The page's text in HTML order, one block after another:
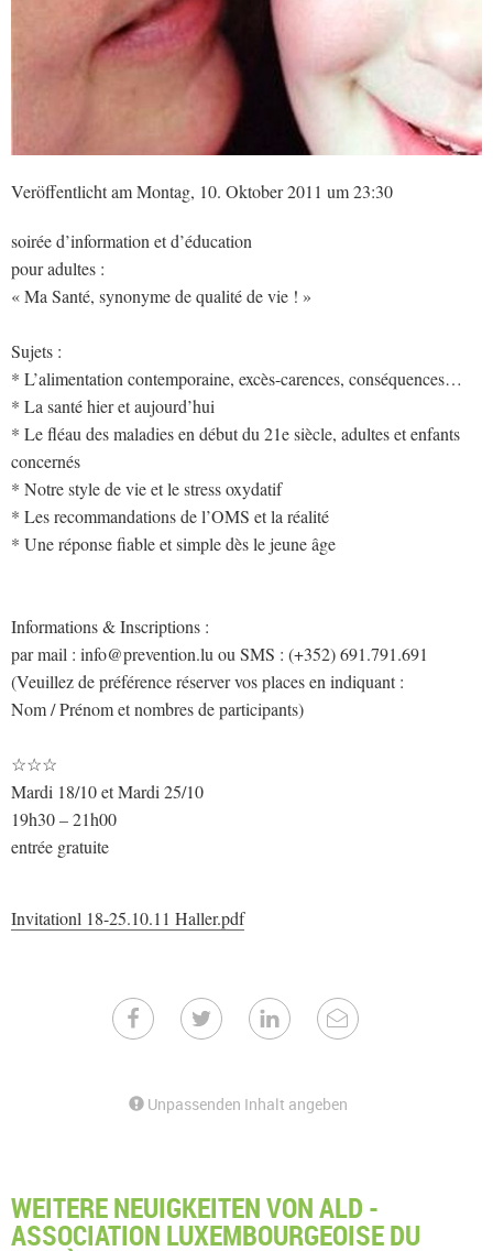
Veröffentlicht am Montag, 10. Oktober 2011 um 23:30
soirée d’information et d’éducation
pour adultes :
« Ma Santé, synonyme de qualité de vie ! »
Sujets :
* L’alimentation contemporaine, excès-carences, conséquences…
* La santé hier et aujourd’hui
* Le fléau des maladies en début du 21e siècle, adultes et enfants
concernés
* Notre style de vie et le stress oxydatif
* Les recommandations de l’OMS et la réalité
* Une réponse fiable et simple dès le jeune âge
Informations & Inscriptions :
par mail : info@prevention.lu ou SMS : (+352) 691.791.691
(Veuillez de préférence réserver vos places en indiquant :
Nom / Prénom et nombres de participants)
☆☆☆
Mardi 18/10 et Mardi 25/10
19h30 – 21h00
entrée gratuite
Invitationl 18-25.10.11 Haller.pdf
Unpassenden Inhalt angeben
WEITERE NEUIGKEITEN VON ALD -
ASSOCIATION LUXEMBOURGEOISE DU